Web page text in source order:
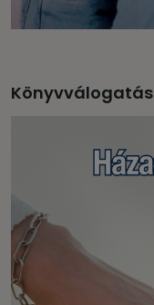
Könyvválogatás